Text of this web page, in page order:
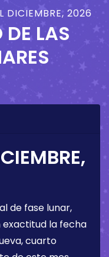
DICIEMBRE, 2026
LAS
de fase lunar,
la fecha
cuarto